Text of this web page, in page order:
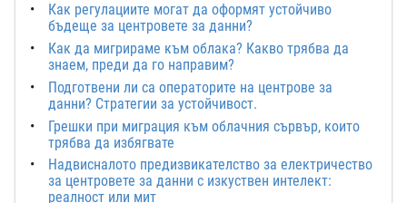
Как регулациите могат да оформят устойчиво
бъдеще за центровете за данни?
Как да мигрираме към облака? Какво трябва да
знаем, преди да го направим?
Подготвени ли са операторите на центрове за
данни? Стратегии за устойчивост.
Грешки при миграция към облачния сървър, които
трябва да избягвате
Надвисналото предизвикателство за електричество
за центровете за данни с изкуствен интелект:
реалност или мит